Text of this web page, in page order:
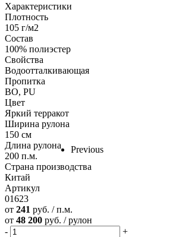
Previous
Характеристики
Плотность
105 г/м2
Состав
100% полиэстер
Свойства
Водоотталкивающая
Пропитка
ВО, PU
Цвет
Яркий терракот
Ширина рулона
150 см
Длина рулона
200 п.м.
Страна производства
Китай
Артикул
01623
от 241 руб. / п.м.
от 48 200 руб. / рулон
-
+